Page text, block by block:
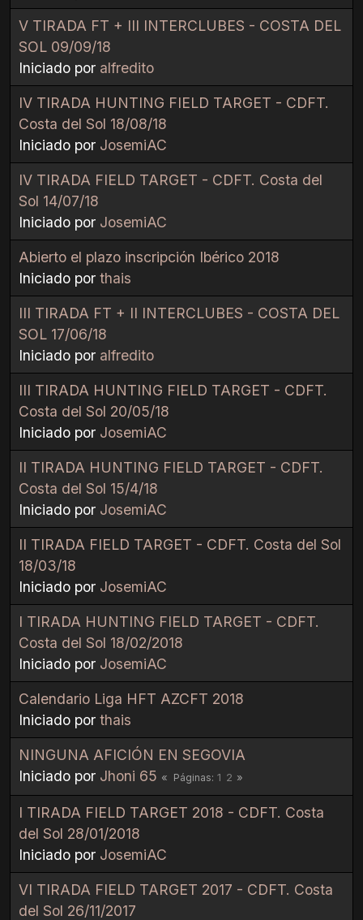
V TIRADA FT + III INTERCLUBES - COSTA DEL
SOL 09/09/18
Iniciado por alfredito
IV TIRADA HUNTING FIELD TARGET - CDFT.
Costa del Sol 18/08/18
Iniciado por JosemiAC
IV TIRADA FIELD TARGET - CDFT. Costa del
Sol 14/07/18
Iniciado por JosemiAC
Abierto el plazo inscripción Ibérico 2018
Iniciado por thais
III TIRADA FT + II INTERCLUBES - COSTA DEL
SOL 17/06/18
Iniciado por alfredito
III TIRADA HUNTING FIELD TARGET - CDFT.
Costa del Sol 20/05/18
Iniciado por JosemiAC
II TIRADA HUNTING FIELD TARGET - CDFT.
Costa del Sol 15/4/18
Iniciado por JosemiAC
II TIRADA FIELD TARGET - CDFT. Costa del Sol
18/03/18
Iniciado por JosemiAC
I TIRADA HUNTING FIELD TARGET - CDFT.
Costa del Sol 18/02/2018
Iniciado por JosemiAC
Calendario Liga HFT AZCFT 2018
Iniciado por thais
NINGUNA AFICIÓN EN SEGOVIA
Iniciado por Jhoni 65 Páginas 1 2
I TIRADA FIELD TARGET 2018 - CDFT. Costa
del Sol 28/01/2018
Iniciado por JosemiAC
VI TIRADA FIELD TARGET 2017 - CDFT. Costa
del Sol 26/11/2017